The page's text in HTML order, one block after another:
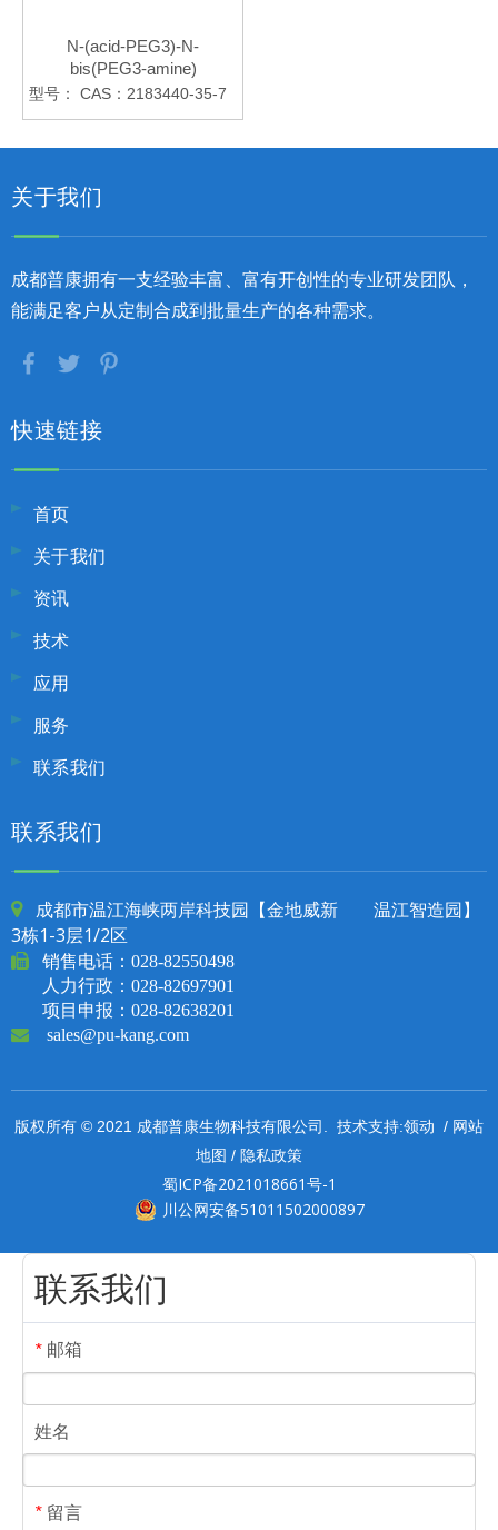
N-(acid-PEG3)-N-
bis(PEG3-amine)
型号： CAS：2183440-35-7
关于我们
成都普康拥有一支经验丰富、富有开创性的专业研发团队，
能满足客户从定制合成到批量生产的各种需求。
快速链接
首页
关于我们
资讯
技术
应用
服务
联系我们
联系我们

成都市温江海峡两岸科技园【金地威新 温江智造园】
3栋1-3层1/2区
 销售电话： 028-82550498
人力行政：028-82697901
项目申报：028-82638201
 sales@pu-kang.com
版权所有 © 2021 成都普康生物科技有限公司. 技术支持:领动 / 网站
地图 / 隐私政策
蜀ICP备2021018661号-1
川公网安备51011502000897
联系我们
* 邮箱
姓名
* 留言